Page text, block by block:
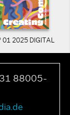
01 2025 DIGITAL
88005-